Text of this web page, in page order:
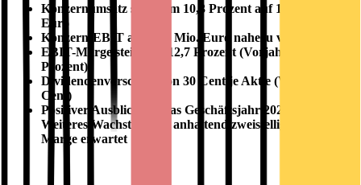
Konzernumsatz steigt um 10,3 Prozent auf 110,3 Mio.
Euro
Konzern-EBIT auf 14,0 Mio. Euro nahezu verdoppelt
EBIT-Marge steigt auf 12,7 Prozent (Vorjahr: 7,2
Prozent)
Dividendenvorschlag von 30 Cent je Aktie (Vorjahr: 16
Cent)
Positiver Ausblick für das Geschäftsjahr 2024/2025:
Weiteres Wachstum mit anhaltend zweistelliger EBIT-
Marge erwartet